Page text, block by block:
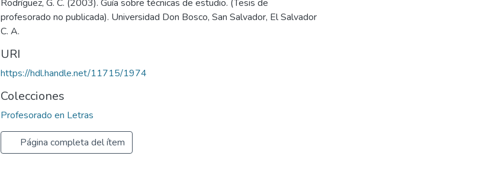
Rodríguez, G. C. (2003). Guía sobre técnicas de estudio. (Tesis de
profesorado no publicada). Universidad Don Bosco, San Salvador, El Salvador
C. A.
URI
https://hdl.handle.net/11715/1974
Colecciones
Profesorado en Letras
Página completa del ítem